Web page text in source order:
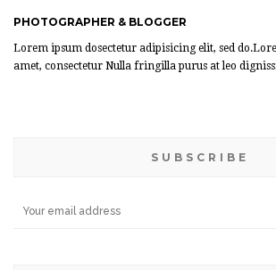
PHOTOGRAPHER & BLOGGER
Lorem ipsum dosectetur adipisicing elit, sed
amet, consectetur Nulla fringilla purus at leo
SUBSCRIBE